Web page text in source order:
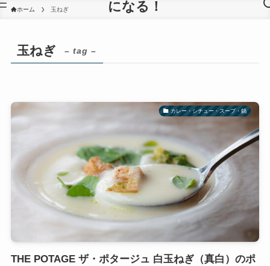
になる！
ホーム 玉ねぎ
玉ねぎ – tag –
カレー・シチュー・スープ・鍋
THE POTAGE ザ・ポタージュ 白玉ねぎ（真白）のポ